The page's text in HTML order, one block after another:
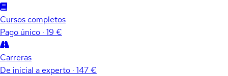
Cursos completos
Pago único · 19 €
Carreras
De inicial a experto · 147 €